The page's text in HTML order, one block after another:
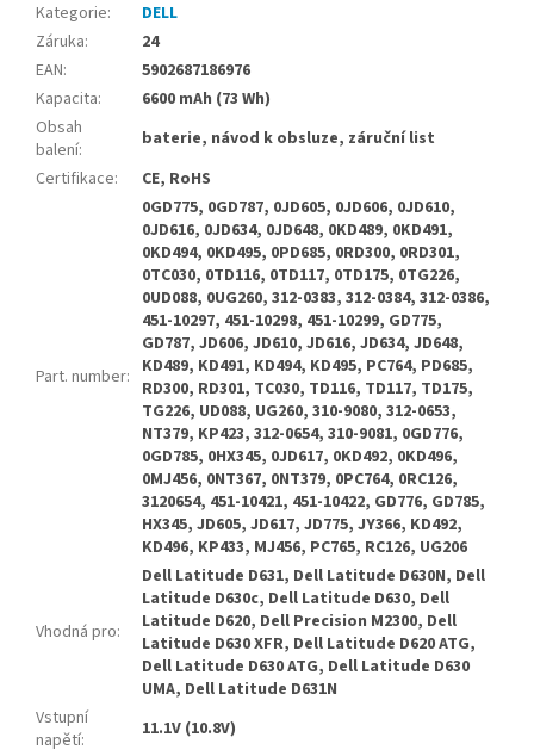
Kategorie:
DELL
Záruka:
24
EAN:
5902687186976
Kapacita:
6600 mAh (73 Wh)
Obsah
balení:
baterie, návod k obsluze, záruční list
Certifikace: CE, RoHS
Part. number:
0GD775, 0GD787, 0JD605, 0JD606, 0JD610,
0JD616, 0JD634, 0JD648, 0KD489, 0KD491,
0KD494, 0KD495, 0PD685, 0RD300, 0RD301,
0TC030, 0TD116, 0TD117, 0TD175, 0TG226,
0UD088, 0UG260, 312-0383, 312-0384, 312-0386,
451-10297, 451-10298, 451-10299, GD775,
GD787, JD606, JD610, JD616, JD634, JD648,
KD489, KD491, KD494, KD495, PC764, PD685,
RD300, RD301, TC030, TD116, TD117, TD175,
TG226, UD088, UG260, 310-9080, 312-0653,
NT379, KP423, 312-0654, 310-9081, 0GD776,
0GD785, 0HX345, 0JD617, 0KD492, 0KD496,
0MJ456, 0NT367, 0NT379, 0PC764, 0RC126,
3120654, 451-10421, 451-10422, GD776, GD785,
HX345, JD605, JD617, JD775, JY366, KD492,
KD496, KP433, MJ456, PC765, RC126, UG206
Vhodná pro:
Dell Latitude D631, Dell Latitude D630N, Dell
Latitude D630c, Dell Latitude D630, Dell
Latitude D620, Dell Precision M2300, Dell
Latitude D630 XFR, Dell Latitude D620 ATG,
Dell Latitude D630 ATG, Dell Latitude D630
UMA, Dell Latitude D631N
Vstupní
napětí: 11.1V (10.8V)